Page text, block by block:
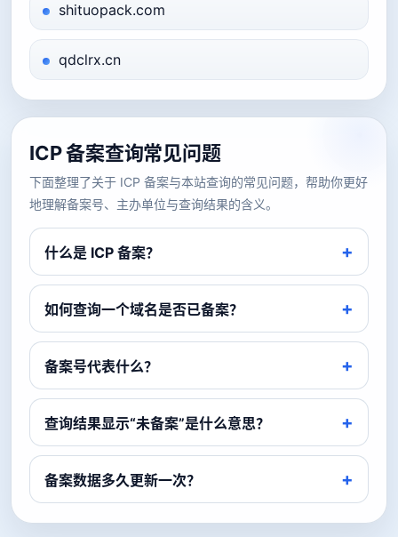
shituopack.com
qdclrx.cn
ICP 备案查询常见问题
下面整理了关于 ICP 备案与本站查询的常见问题，帮助你更好
地理解备案号、主办单位与查询结果的含义。
什么是 ICP 备案？
如何查询一个域名是否已备案？
备案号代表什么？
查询结果显示“未备案”是什么意思？
备案数据多久更新一次？